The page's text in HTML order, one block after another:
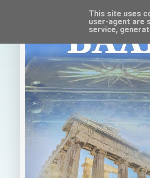
This site uses
user-agent are
service,